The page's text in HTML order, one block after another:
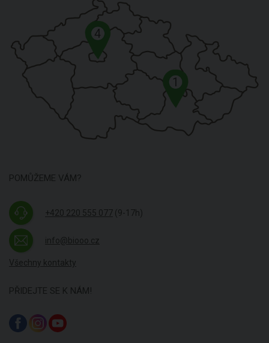
1
4
POMŮŽEME VÁM?
+420 220 555 077 (9-17h)
info@biooo.cz
Všechny kontakty
PŘIDEJTE SE K NÁM!